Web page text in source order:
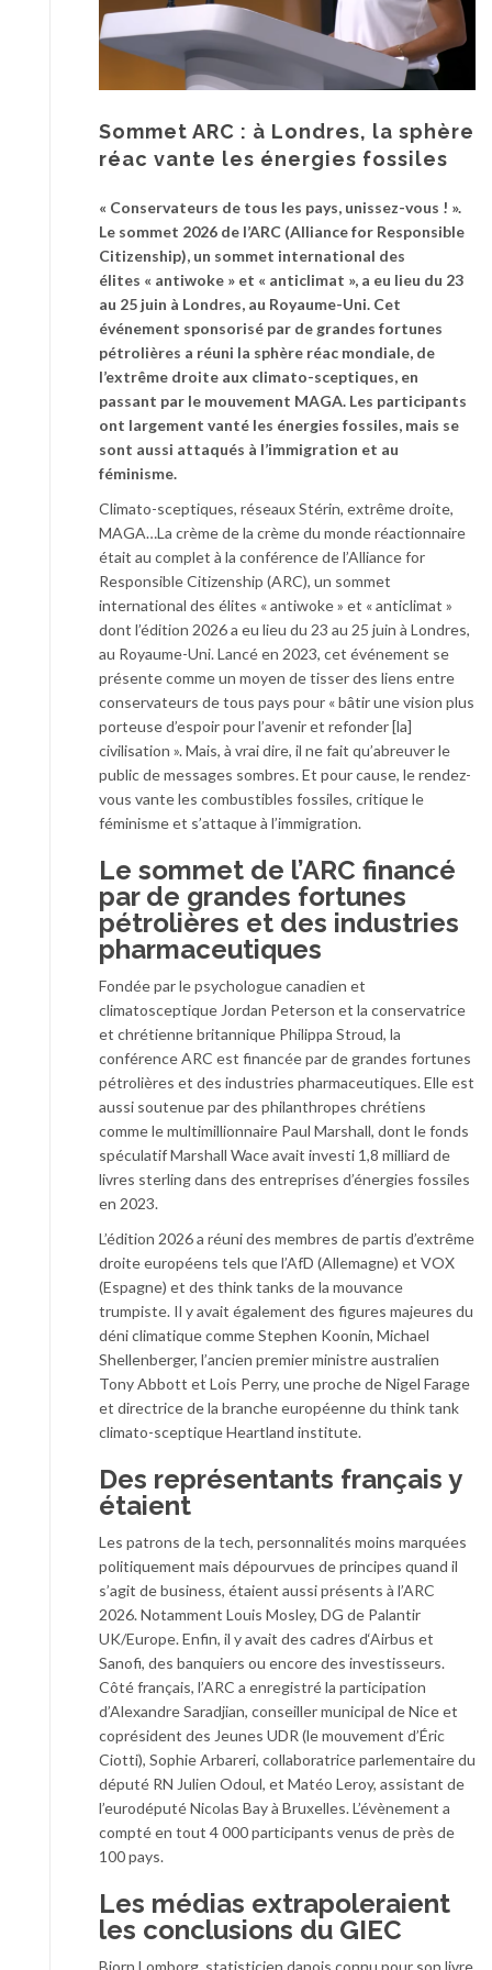
Sommet ARC : à Londres, la sphère
réac vante les énergies fossiles
« Conservateurs de tous les pays, unissez-vous ! ».
Le sommet 2026 de l’ARC (Alliance for Responsible
Citizenship), un sommet international des
élites « antiwoke » et « anticlimat », a eu lieu du 23
au 25 juin à Londres, au Royaume-Uni. Cet
événement sponsorisé par de grandes fortunes
pétrolières a réuni la sphère réac mondiale, de
l’extrême droite aux climato-sceptiques, en
passant par le mouvement MAGA. Les participants
ont largement vanté les énergies fossiles, mais se
sont aussi attaqués à l’immigration et au
féminisme.
Climato-sceptiques, réseaux Stérin, extrême droite,
MAGA…La crème de la crème du monde réactionnaire
était au complet à la conférence de l’Alliance for
Responsible Citizenship (ARC), un sommet
international des élites « antiwoke » et « anticlimat »
dont l’édition 2026 a eu lieu du 23 au 25 juin à Londres,
au Royaume-Uni. Lancé en 2023, cet événement se
présente comme un moyen de tisser des liens entre
conservateurs de tous pays pour « bâtir une vision plus
porteuse d’espoir pour l’avenir et refonder [la]
civilisation ». Mais, à vrai dire, il ne fait qu’abreuver le
public de messages sombres. Et pour cause, le rendez-
vous vante les combustibles fossiles, critique le
féminisme et s’attaque à l’immigration.
Le sommet de l’ARC financé
par de grandes fortunes
pétrolières et des industries
pharmaceutiques
Fondée par le psychologue canadien et
climatosceptique Jordan Peterson et la conservatrice
et chrétienne britannique Philippa Stroud, la
conférence ARC est financée par de grandes fortunes
pétrolières et des industries pharmaceutiques. Elle est
aussi soutenue par des philanthropes chrétiens
comme le multimillionnaire Paul Marshall, dont le fonds
spéculatif Marshall Wace avait investi 1,8 milliard de
livres sterling dans des entreprises d’énergies fossiles
en 2023.
L’édition 2026 a réuni des membres de partis d’extrême
droite européens tels que l’AfD (Allemagne) et VOX
(Espagne) et des think tanks de la mouvance
trumpiste. Il y avait également des figures majeures du
déni climatique comme Stephen Koonin, Michael
Shellenberger, l’ancien premier ministre australien
Tony Abbott et Lois Perry, une proche de Nigel Farage
et directrice de la branche européenne du think tank
climato-sceptique Heartland institute.
Des représentants français y
étaient
Les patrons de la tech, personnalités moins marquées
politiquement mais dépourvues de principes quand il
s’agit de business, étaient aussi présents à l’ARC
2026. Notamment Louis Mosley, DG de Palantir
UK/Europe. Enfin, il y avait des cadres d‘Airbus et
Sanofi, des banquiers ou encore des investisseurs.
Côté français, l’ARC a enregistré la participation
d’Alexandre Saradjian, conseiller municipal de Nice et
coprésident des Jeunes UDR (le mouvement d’Éric
Ciotti), Sophie Arbareri, collaboratrice parlementaire du
député RN Julien Odoul, et Matéo Leroy, assistant de
l’eurodéputé Nicolas Bay à Bruxelles. L’évènement a
compté en tout 4 000 participants venus de près de
100 pays.
Les médias extrapoleraient
les conclusions du GIEC